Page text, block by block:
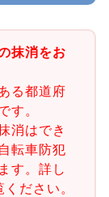
抹消をお
る都道府
す。
消はでき
転車防犯
す。詳し
ください。